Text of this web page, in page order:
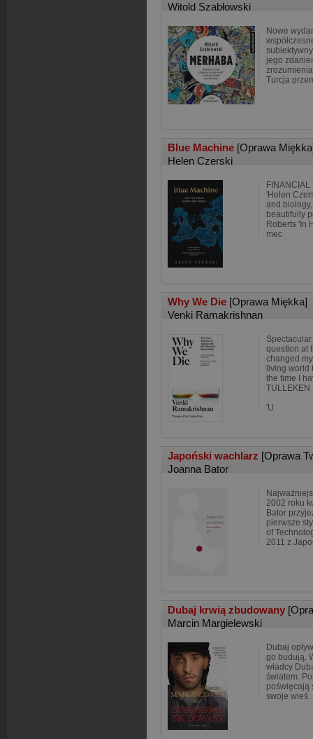
Witold Szabłowski
Nowe
jego
Turcja
Blue Machine [Oprawa
Helen Czerski
'Helen
and
beautifully
Roberts 'In
mec
Why We Die [Oprawa Miękka]
Venki Ramakrishnan
question at
changed
living world
the time I
TULLEKEN
'U
Japoński wachlarz [Oprawa
Joanna Bator
2002 roku
Bator
pierwsze
of
2011 z
Dubaj krwią zbudowany
Marcin Margielewski
Dubaj
go budują.
władcy
światem.
poświęcają
swoje wieś